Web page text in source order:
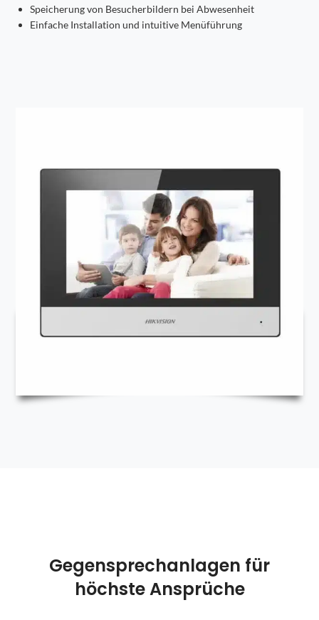
Speicherung von Besucherbildern bei Abwesenheit
Einfache Installation und intuitive Menüführung
Gegensprechanlagen für
höchste Ansprüche